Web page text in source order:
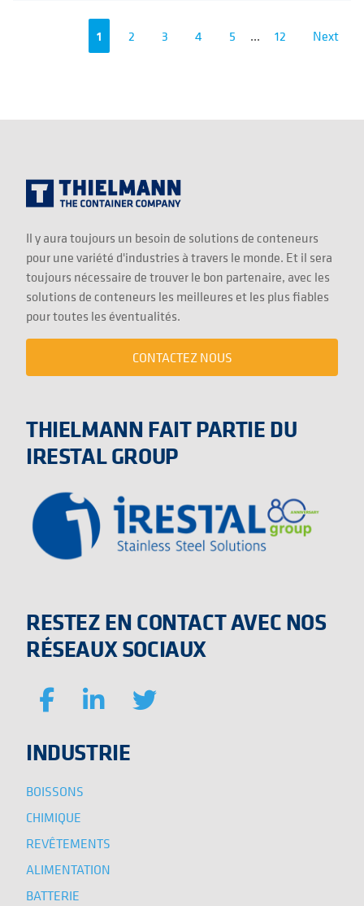
1 2 3 4 5 ... 12 Next
Il y aura toujours un besoin de solutions de conteneurs
pour une variété d'industries à travers le monde. Et il sera
toujours nécessaire de trouver le bon partenaire, avec les
solutions de conteneurs les meilleures et les plus fiables
pour toutes les éventualités.
CONTACTEZ NOUS
THIELMANN FAIT PARTIE DU
IRESTAL GROUP
RESTEZ EN CONTACT AVEC NOS
RÉSEAUX SOCIAUX
INDUSTRIE
BOISSONS
CHIMIQUE
REVÊTEMENTS
ALIMENTATION
BATTERIE